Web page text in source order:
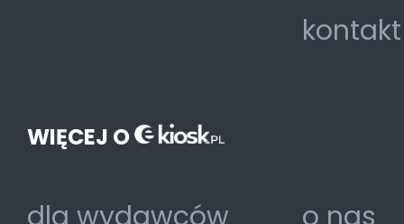
kontakt
WIĘCEJ O